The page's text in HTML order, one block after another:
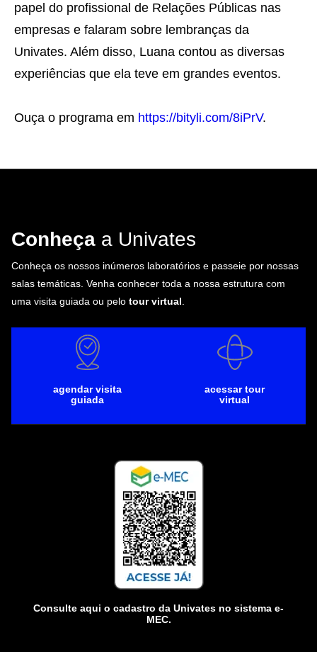
papel do profissional de Relações Públicas nas
empresas e falaram sobre lembranças da
Univates. Além disso, Luana contou as diversas
experiências que ela teve em grandes eventos.
Ouça o programa em https://bityli.com/8iPrV.
Conheça a Univates
Conheça os nossos inúmeros laboratórios e passeie por nossas
salas temáticas. Venha conhecer toda a nossa estrutura com
uma visita guiada ou pelo tour virtual
agendar visita
guiada
acessar tour
virtual
Consulte aqui o cadastro da Univates no sistema e-
MEC.